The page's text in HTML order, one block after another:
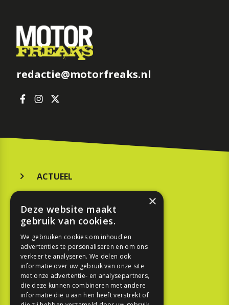
redactie@motorfreaks.nl
ACTUEEL
KOOPGIDS
TESTEN
SPORT
REPORTAGE
×
Deze website maakt
gebruik van cookies.
We gebruiken cookies om inhoud en
advertenties te personaliseren en om ons
verkeer te analyseren. We delen ook
informatie over uw gebruik van onze site
met onze advertentie- en analysepartners,
die deze kunnen combineren met andere
informatie die u aan hen heeft verstrekt of